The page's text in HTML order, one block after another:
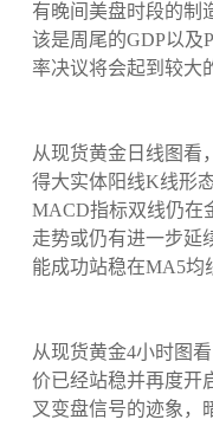
有晚间美盘时段的制
该是周尾的GDP以及
率决议将会起到较大
从现货黄金日线图看
得大实体阳线K线形
MACD指标双线仍在
走势或仍有进一步延
能成功站稳在MA5均
从现货黄金4小时图
价已经站稳并再度开
叉变盘信号的迹象，